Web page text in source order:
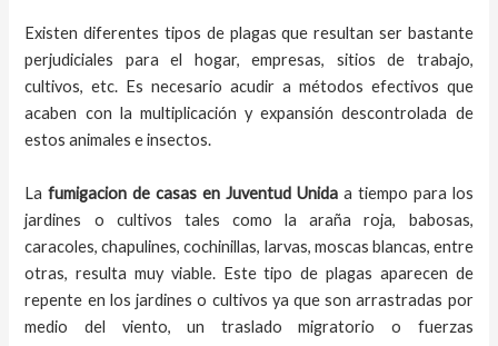
Existen diferentes tipos de plagas que resultan ser bastante
perjudiciales para el hogar, empresas, sitios de trabajo,
cultivos, etc. Es necesario acudir a métodos efectivos que
acaben con la multiplicación y expansión descontrolada de
estos animales e insectos.
La fumigacion de casasenJuventud Unida a tiempo para los
jardines o cultivos tales como la araña roja, babosas,
caracoles, chapulines, cochinillas, larvas, moscas blancas, entre
otras, resulta muy viable. Este tipo de plagas aparecen de
repente en los jardines o cultivos ya que son arrastradas por
medio del viento, un traslado migratorio o fuerzas